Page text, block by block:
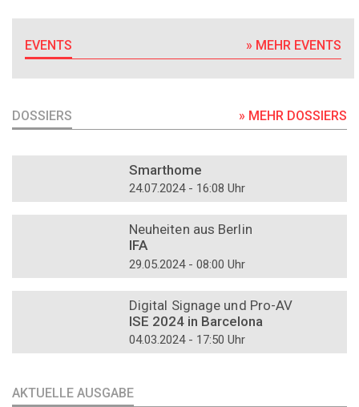
EVENTS » MEHR EVENTS
DOSSIERS » MEHR DOSSIERS
Smarthome
24.07.2024 - 16:08 Uhr
Neuheiten aus Berlin
IFA
29.05.2024 - 08:00 Uhr
Digital Signage und Pro-AV
ISE 2024 in Barcelona
04.03.2024 - 17:50 Uhr
AKTUELLE AUSGABE